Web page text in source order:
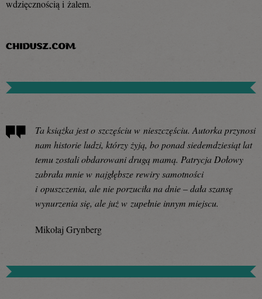
wdzięcznością i żalem.
Ta książka jest o szczęściu w nieszczęściu. Autorka przynosi
nam historie ludzi, którzy żyją, bo ponad siedemdziesiąt lat
temu zostali obdarowani drugą mamą. Patrycja Dołowy
zabrała mnie w najgłębsze rewiry samotności
i opuszczenia, ale nie porzuciła na dnie – dała szansę
wynurzenia się, ale już w zupełnie innym miejscu.
Mikołaj Grynberg